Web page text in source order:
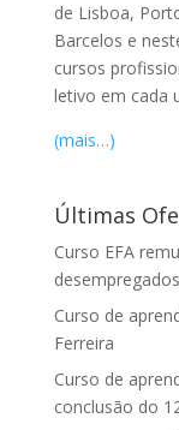
de Lisboa,
Barcelos e
cursos
letivo em cada
(mais…)
Últimas
Curso EFA
Curso de
Ferreira
Curso de
conclusão do